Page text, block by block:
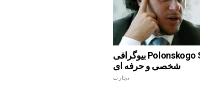
بیوگرافی Polonskogo Sergeya: زندگی
شخصی و حرفه ای
تجارت